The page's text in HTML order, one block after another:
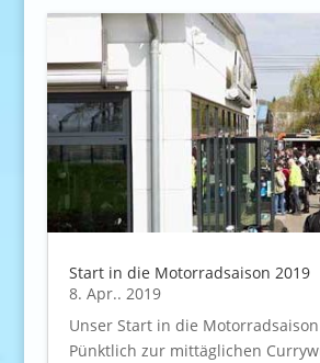
Start in die Motorradsaison 2019
8. Apr.. 2019
Unser Start in die
Pünktlich zur mittäglichen